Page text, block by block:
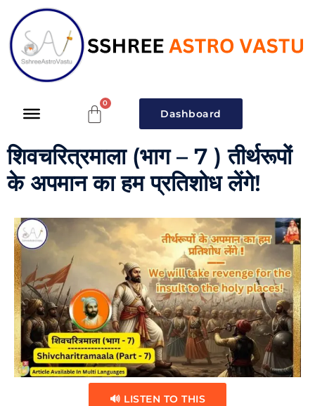
Dashboard
शिवचरित्रमाला (भाग – 7 ) तीर्थरूपों
के अपमान का हम प्रतिशोध लेंगे!
🔊 LISTEN TO THIS